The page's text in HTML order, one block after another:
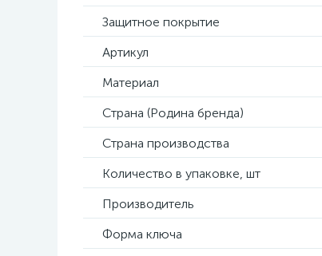
Защитное покрытие
Артикул
Материал
Страна (Родина бренда)
Страна производства
Количество в упаковке, шт
Производитель
Форма ключа